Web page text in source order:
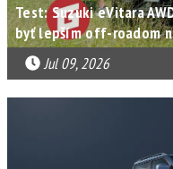
Test: Suzuki eVitara
byť lepším off-roadom
Jul 09, 2026